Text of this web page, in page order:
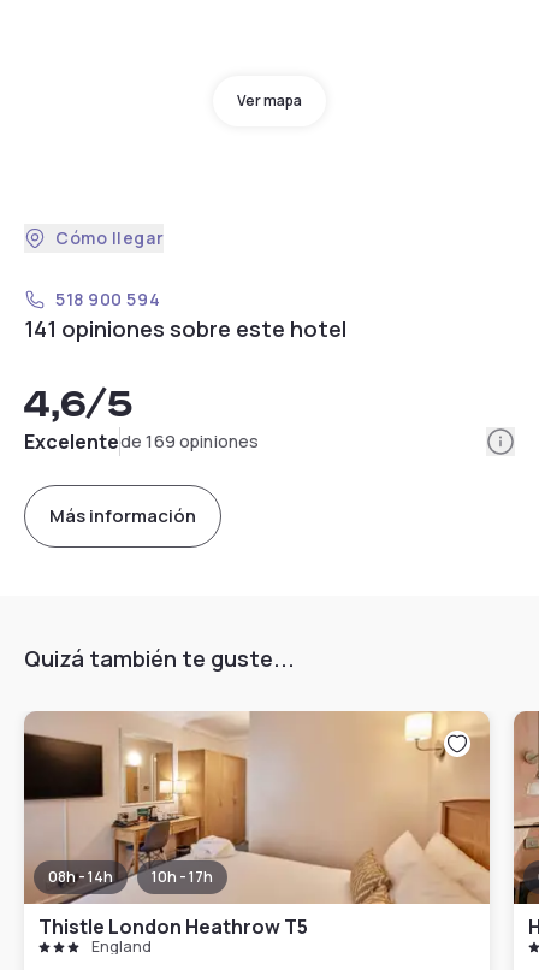
Ver mapa
Cómo llegar
518 900 594
141 opiniones sobre este hotel
4,6/5
Excelentede 169 opiniones
Más información
Quizá también te guste...
08h - 14h 10h - 17h
Thistle London Heathrow T5
England